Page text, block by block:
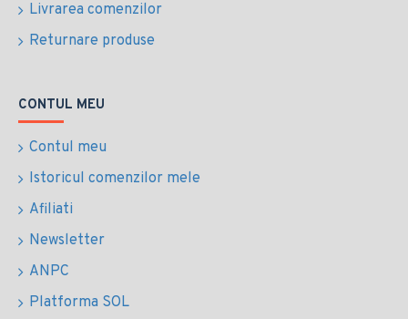
Livrarea comenzilor
Returnare produse
CONTUL MEU
Contul meu
Istoricul comenzilor mele
Afiliati
Newsletter
ANPC
Platforma SOL